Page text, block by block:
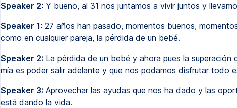
Speaker 2: Y bueno, al 31 nos juntamos a vivir juntos y
Speaker 1: 27 años han pasado, momentos buenos,
como en cualquier pareja, la pérdida de un bebé.
Speaker 2: La pérdida de un bebé y ahora pues la superación
mía es poder salir adelante y que nos podamos disfrutar todo
Speaker 3: Aprovechar las ayudas que nos ha dado y las
está dando la vida.